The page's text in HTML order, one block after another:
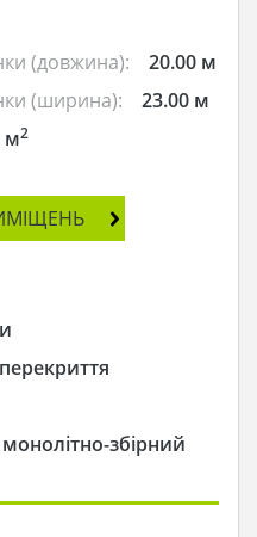
(довжина):
20.00 м
(ширина):
23.00 м
м2
збірний